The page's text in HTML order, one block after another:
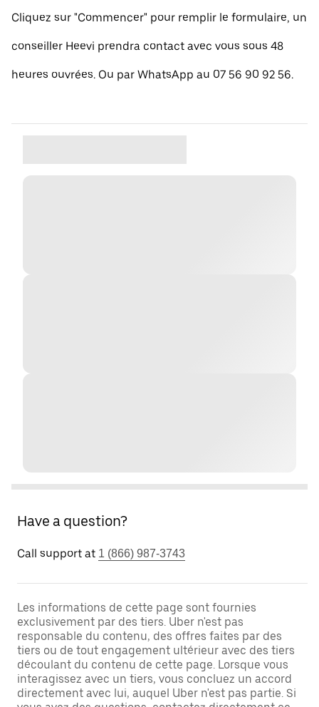
Cliquez sur "Commencer" pour remplir le formulaire, un
conseiller Heevi prendra contact avec vous sous 48
heures ouvrées. Ou par WhatsApp au 07 56 90 92 56.
Have a question?
Call support at 1 (866) 987-3743
Les informations de cette page sont fournies
exclusivement par des tiers. Uber n'est pas
responsable du contenu, des offres faites par des
tiers ou de tout engagement ultérieur avec des tiers
découlant du contenu de cette page. Lorsque vous
interagissez avec un tiers, vous concluez un accord
directement avec lui, auquel Uber n'est pas partie. Si